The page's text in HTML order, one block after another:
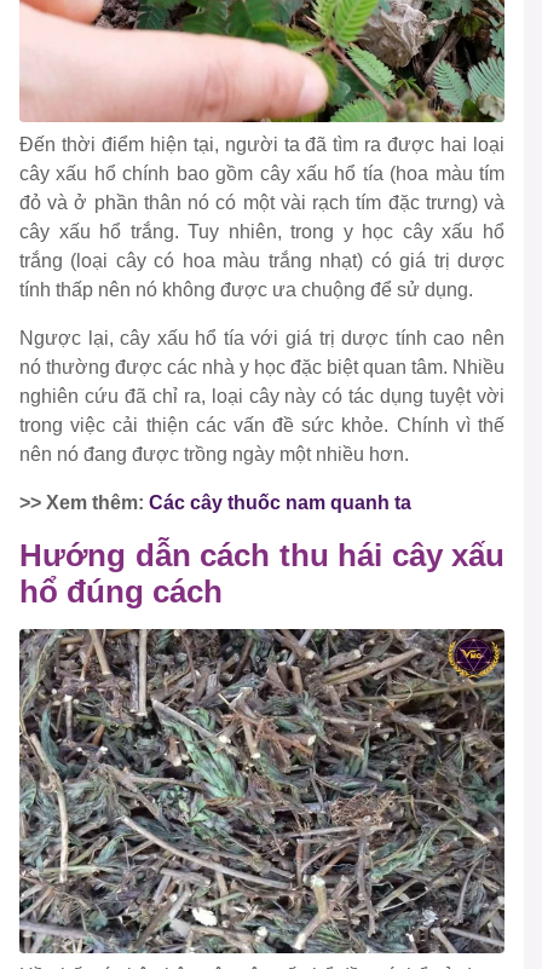
Đến thời điểm hiện tại, người ta đã tìm ra được hai loại
cây xấu hổ chính bao gồm cây xấu hổ tía (hoa màu tím
đỏ và ở phần thân nó có một vài rạch tím đặc trưng) và
cây xấu hổ trắng. Tuy nhiên, trong y học cây xấu hổ
trắng (loại cây có hoa màu trắng nhạt) có giá trị dược
tính thấp nên nó không được ưa chuộng để sử dụng.
Ngược lại, cây xấu hổ tía với giá trị dược tính cao nên
nó thường được các nhà y học đặc biệt quan tâm. Nhiều
nghiên cứu đã chỉ ra, loại cây này có tác dụng tuyệt vời
trong việc cải thiện các vấn đề sức khỏe. Chính vì thế
nên nó đang được trồng ngày một nhiều hơn.
>> Xem thêm: Các cây thuốc nam quanh ta
Hướng dẫn cách thu hái cây xấu
hổ đúng cách